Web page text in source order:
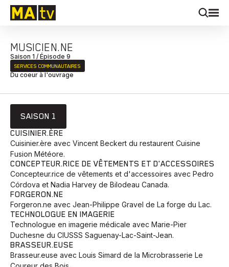
MUSICIEN.NE
Saison 1 / Épisode 9
SERVICES COMMUNAUTAIRES
Du coeur à l'ouvrage
SAISON 1
CUISINIER.ÈRE
Cuisinier.ère avec Vincent Beckert du restaurent Cuisine
Fusion Météore.
CONCEPTEUR.RICE DE VÊTEMENTS ET D'ACCESSOIRES
Concepteur.rice de vêtements et d'accessoires avec Pedro
Córdova et Nadia Harvey de Bilodeau Canada.
FORGERON.NE
Forgeron.ne avec Jean-Philippe Gravel de La forge du Lac.
TECHNOLOGUE EN IMAGERIE
Technologue en imagerie médicale avec Marie-Pier
Duchesne du CIUSSS Saguenay-Lac-Saint-Jean.
BRASSEUR.EUSE
Brasseur.euse avec Louis Simard de la Microbrasserie Le